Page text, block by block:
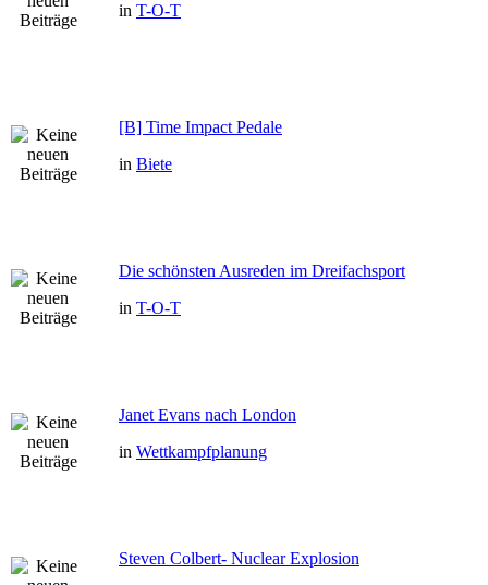
in T-O-T
[B] Time Impact Pedale
in Biete
Die schönsten Ausreden im Dreifachsport
in T-O-T
Janet Evans nach London
in Wettkampfplanung
Steven Colbert- Nuclear Explosion